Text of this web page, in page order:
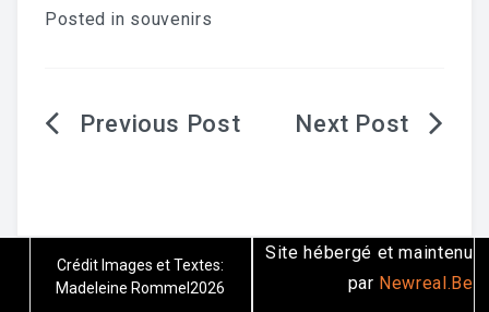
Posted in souvenirs
Crédit Images et Textes:
Madeleine Rommel2026
Site hébergé et maintenu
par Newreal.Be